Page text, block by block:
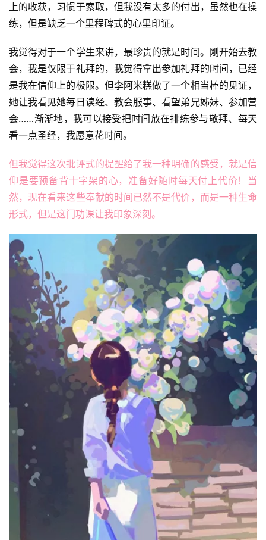
上的收获，习惯于索取，但我没有太多的付出，虽然也在操
练，但是缺乏一个里程碑式的心里印证。
我觉得对于一个学生来讲，最珍贵的就是时间。刚开始去教
会，我是仅限于礼拜的，我觉得拿出参加礼拜的时间，已经
是我在信仰上的极限。但李阿米糕做了一个相当棒的见证，
她让我看见她每日读经、教会服事、看望弟兄姊妹、参加营
会……渐渐地，我可以接受把时间放在排练参与敬拜、每天
看一点圣经，我愿意花时间。
但我觉得这次批评式的提醒给了我一种明确的感受，就是信
仰是要预备背十字架的心，准备好随时每天付上代价！当
然，现在看来这些奉献的时间已然不是代价，而是一种生命
形式，但是这门功课让我印象深刻。